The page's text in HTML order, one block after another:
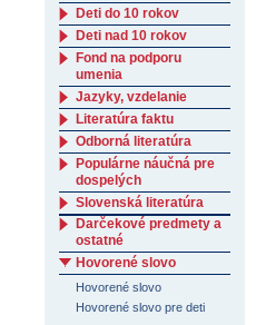
Deti do 10 rokov
Deti nad 10 rokov
Fond na podporu
umenia
Jazyky, vzdelanie
Literatúra faktu
Odborná literatúra
Populárne náučná pre
dospelých
Slovenská literatúra
Darčekové predmety a
ostatné
Hovorené slovo
Hovorené slovo
Hovorené slovo pre deti